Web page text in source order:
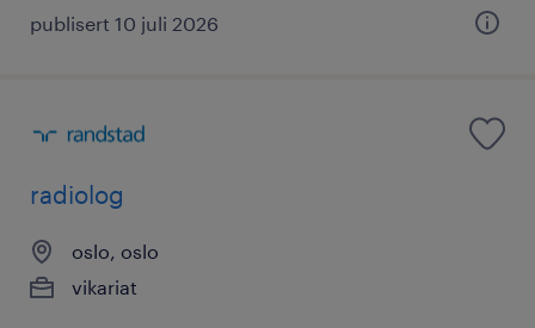
publisert 10 juli 2026
radiolog
oslo, oslo
vikariat